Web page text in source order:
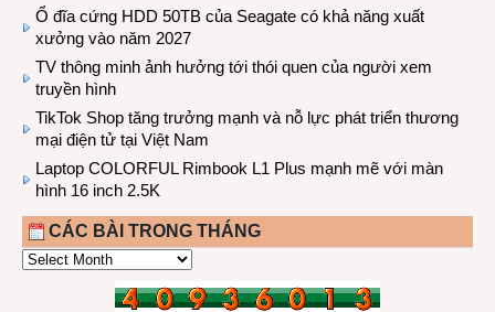
Ổ đĩa cứng HDD 50TB của Seagate có khả năng xuất
xưởng vào năm 2027
TV thông minh ảnh hưởng tới thói quen của người xem
truyền hình
TikTok Shop tăng trưởng mạnh và nỗ lực phát triển thương
mại điện tử tại Việt Nam
Laptop COLORFUL Rimbook L1 Plus mạnh mẽ với màn
hình 16 inch 2.5K
CÁC BÀI TRONG THÁNG
CÁC